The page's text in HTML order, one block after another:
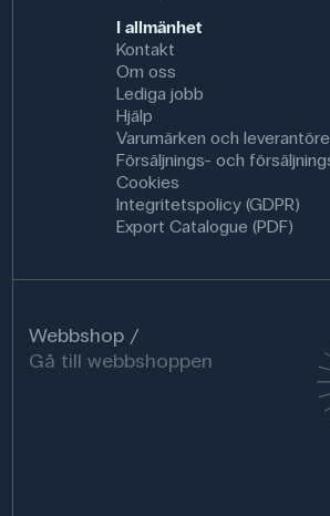
I allmänhet
Kontakt
Om oss
Lediga jobb
Hjälp
Varumärken och
Försäljnings- och
Cookies
Integritetspolicy (GDPR)
Export Catalogue (PDF)
Webbshop
Gå till webbshoppen